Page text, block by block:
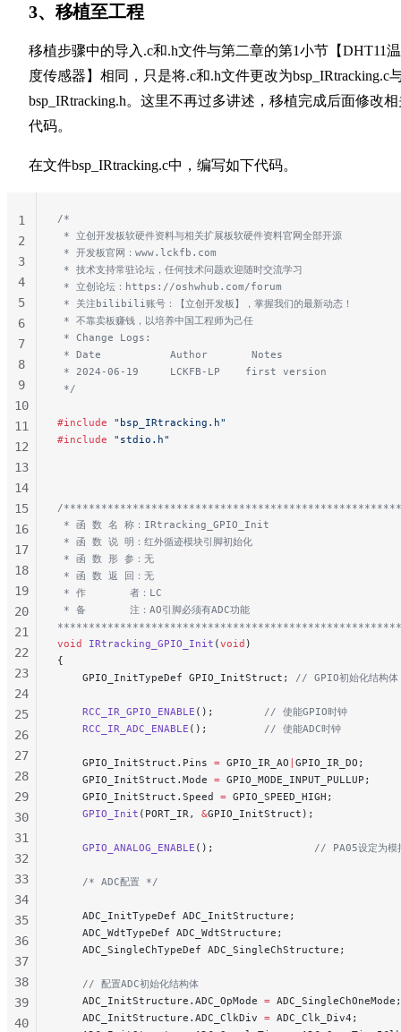
3、移植至工程
移植步骤中的导入.c和.h文件与第二章的第1小节【DHT11
度传感器】相同，只是将.c和.h文件更改为bsp_IRtracking.c
bsp_IRtracking.h。这里不再过多讲述，移植完成后面修改
代码。
在文件bsp_IRtracking.c中，编写如下代码。
/*
* 立创开发板软硬件资料与相关扩展板软硬件资料官网全部开源
* 开发板官网：www.lckfb.com
* 技术支持常驻论坛，任何技术问题欢迎随时交流学习
* 立创论坛：https://oshwhub.com/forum
* 关注bilibili账号：【立创开发板】，掌握我们的最新动态！
* 不靠卖板赚钱，以培养中国工程师为己任
* Change Logs:
* Date           Author       Notes
* 2024-06-19     LCKFB-LP    first version
*/
#include "bsp_IRtracking.h"
#include "stdio.h"
/
* 函 数 名 称：IRtracking_GPIO_Init
* 函 数 说 明：红外循迹模块引脚初始化
* 函 数 形 参：无
* 函 数 返 回：无
* 作       者：LC
* 备       注：AO引脚必须有ADC功能
void IRtracking_GPIO_Init (void )
{
    GPIO_InitTypeDef GPIO_InitStruct;
// GPIO初始化结构体
    RCC_IR_GPIO_ENABLE
();
        // 使能GPIO时钟
    RCC_IR_ADC_ENABLE
();
         // 使能ADC时钟
    GPIO_InitStruct.Pins
= GPIO_IR_AO | GPIO_IR_DO;
    GPIO_InitStruct.Mode
= GPIO_MODE_INPUT_PULLUP;
    GPIO_InitStruct.Speed
= GPIO_SPEED_HIGH;
    GPIO_Init
(PORT_IR, &GPIO_InitStruct);
    GPIO_ANALOG_ENABLE
();
// PA05设定为模
    /* ADC配置 */
    ADC_InitTypeDef ADC_InitStructure;
    ADC_WdtTypeDef ADC_WdtStructure;
    ADC_SingleChTypeDef ADC_SingleChStructure;
    // 配置ADC初始化结构体
    ADC_InitStructure.ADC_OpMode
= ADC_SingleChOneMode;
    ADC_InitStructure.ADC_ClkDiv
= ADC_Clk_Div4;
1
2
3
4
5
6
7
8
9
10
11
12
13
14
15
16
17
18
19
20
21
22
23
24
25
26
27
28
29
30
31
32
33
34
35
36
37
38
39
40